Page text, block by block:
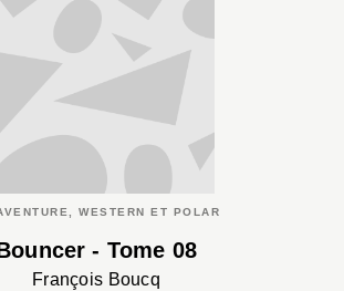
WESTERN ET POLAR
- Tome 08
François Boucq